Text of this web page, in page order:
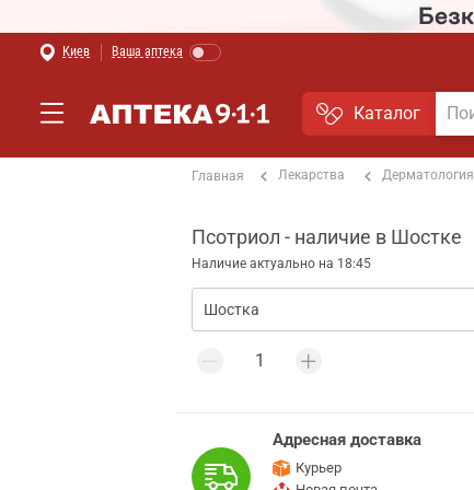
Киев Ваша аптека
Каталог
Главная Лекарства Дерматология
Псотриол - наличие в Шостке
Наличие актуально на 18:45
Адресная доставка
Курьер